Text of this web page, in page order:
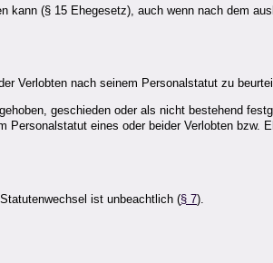
(§ 15 Ehegesetz), auch wenn nach dem
Verlobten nach seinem Personalstatut zu
geschieden oder als nicht bestehend
eines oder beider Verlobten bzw.
ist unbeachtlich (§ 7).